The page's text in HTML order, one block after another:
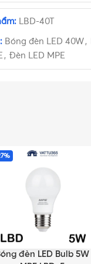
LBD-40T
Bóng đèn LED 40W,
, Đèn LED MPE
CHỌN TÙY CHỌN
đèn LED Bulb 5W